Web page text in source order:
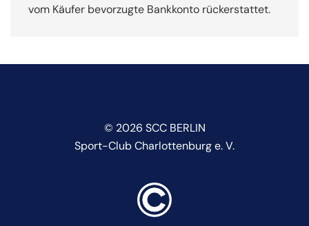
vom Käufer bevorzugte Bankkonto rückerstattet.
© 2026 SCC BERLIN
Sport-Club Charlottenburg e. V.